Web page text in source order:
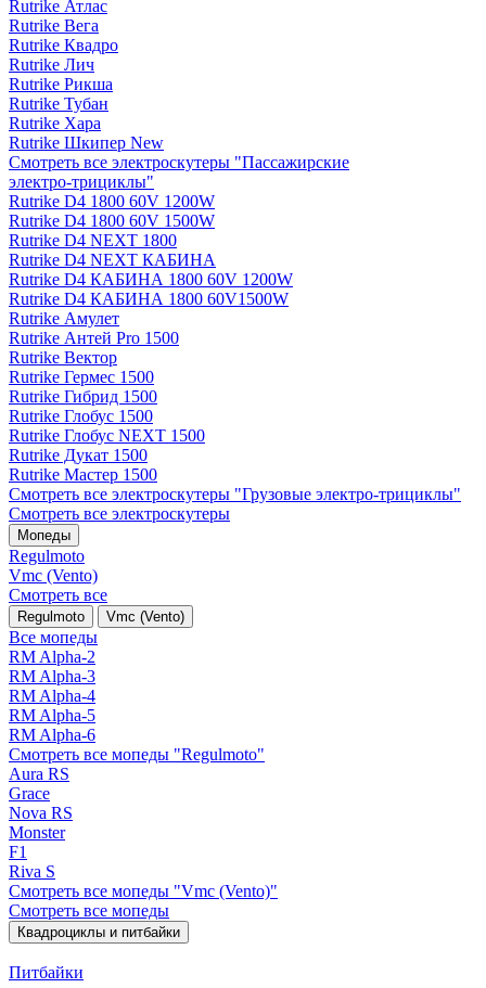
Rutrike Атлас
Rutrike Вега
Rutrike Квадро
Rutrike Лич
Rutrike Рикша
Rutrike Тубан
Rutrike Хара
Rutrike Шкипер New
Смотреть все электро­скутеры "Пассажирские
электро‑трициклы"
Rutrike D4 1800 60V 1200W
Rutrike D4 1800 60V 1500W
Rutrike D4 NEXT 1800
Rutrike D4 NEXT КАБИНА
Rutrike D4 КАБИНА 1800 60V 1200W
Rutrike D4 КАБИНА 1800 60V1500W
Rutrike Амулет
Rutrike Антей Pro 1500
Rutrike Вектор
Rutrike Гермес 1500
Rutrike Гибрид 1500
Rutrike Глобус 1500
Rutrike Глобус NEXT 1500
Rutrike Дукат 1500
Rutrike Мастер 1500
Смотреть все электро­скутеры "Грузовые электро‑трициклы"
Смотреть все электро­скутеры
Мопеды
Regulmoto
Vmc (Vento)
Смотреть все
Regulmoto Vmc (Vento)
Все мопеды
RM Alpha-2
RM Alpha-3
RM Alpha-4
RM Alpha-5
RM Alpha-6
Смотреть все мопеды "Regulmoto"
Aura RS
Grace
Nova RS
Monster
F1
Riva S
Смотреть все мопеды "Vmc (Vento)"
Смотреть все мопеды
Квадроциклы и питбайки
Питбайки